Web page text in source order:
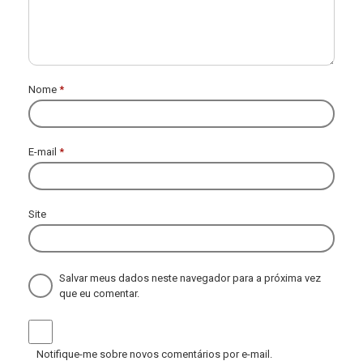
Nome *
E-mail *
Site
Salvar meus dados neste navegador para a próxima vez
que eu comentar.
Notifique-me sobre novos comentários por e-mail.